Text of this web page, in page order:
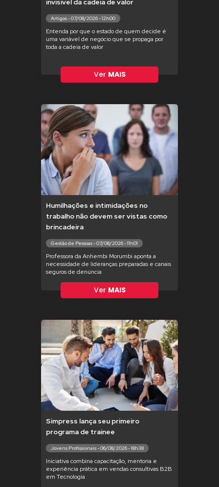
invisível da cadeia de valor
Artigos - 07/08/2026 - 12h00
Entenda por que o estado de quem decide é
uma variável de negócio que se propaga por
toda a cadeia de valor
Ver MAIS
Humilhações e intimidações no
trabalho não devem ser vistas como
brincadeira
Gestão de Pessoas - 07/08/2026 - 11h01
Professora da Anhembi Morumbi aponta a
necessidade de lideranças preparadas e canais
seguros de denúncia
Ver MAIS
Simpress lança seu primeiro
programa de trainee
Jovens Profissionais - 06/08/2026 - 18h38
Iniciativa combina capacitação, mentoria e
experiência prática em vendas consultivas B2B
em Tecnologia